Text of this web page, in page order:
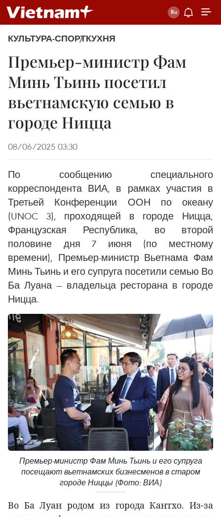
КУЛЬТУРА-СПОРТКУХНЯ
Премьер-министр Фам
Минь Тьинь посетил
вьетнамскую семью в
городе Ницца
08/06/2025 03:30
По сообщению специального
корреспондента ВИА, в рамках участия в
Третьей Конференции ООН по океану
(UNOC 3), проходящей в городе Ницца,
Французская Республика, во второй
половине дня 7 июня (по местному
времени), Премьер-министр Вьетнама Фам
Минь Тьинь и его супруга посетили семью Во
Ба Луана — владельца ресторана в городе
Ницца.
Премьер-министр Фам Минь Тьинь и его супруга
посещают вьетнамских бизнесменов в старом
городе Ниццы (Фото: ВИА)
Во Ба Луан родом из города Кантхо. Из-за